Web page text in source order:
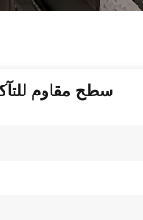
سطح مقاوم